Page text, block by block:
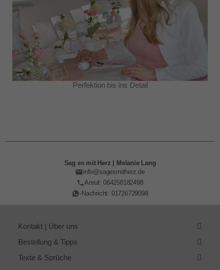
Perfektion bis ins Detail
Sag es mit Herz | Melanie Lang
info@sagesmitherz.de
Anruf: 064258182498
-Nachricht: 01726729098
Kontakt | Über uns
Bestellung & Tipps
Texte & Sprüche